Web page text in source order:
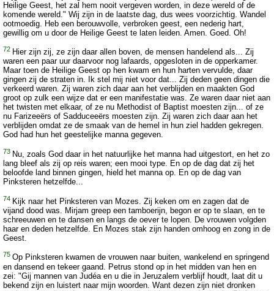
Heilige Geest, het zal hem nooit vergeven worden, in deze wereld of de
komende wereld." Wij zijn in de laatste dag, dus wees voorzichtig. Wandel
ootmoedig. Heb een berouwvolle, verbroken geest, een nederig hart,
gewillig om u door de Heilige Geest te laten leiden. Amen. Goed. Oh!
72 Hier zijn zij, ze zijn daar allen boven, de mensen handelend als... Zij
waren een paar uur daarvoor nog lafaards, opgesloten in de opperkamer.
Maar toen de Heilige Geest op hen kwam en hun harten vervulde, daar
gingen zij de straten in. Ik stel mij niet voor dat... Zij deden geen dingen die
verkeerd waren. Zij waren zich daar aan het verblijden en maakten God
groot op zulk een wijze dat er een manifestatie was. Ze waren daar niet aan
het twisten met elkaar, of ze nu Methodist of Baptist moesten zijn... of ze
nu Farizeeërs of Sadduceeërs moesten zijn. Zij waren zich daar aan het
verblijden omdat ze de smaak van de hemel in hun ziel hadden gekregen.
God had hun het geestelijke manna gegeven.
73 Nu, zoals God daar in het natuurlijke het manna had uitgestort, en het zo
lang bleef als zij op reis waren; een mooi type. En op de dag dat zij het
beloofde land binnen gingen, hield het manna op. En op de dag van
Pinksteren hetzelfde...
74 Kijk naar het Pinksteren van Mozes. Zij keken om en zagen dat de
vijand dood was. Mirjam greep een tamboerijn, begon er op te slaan, en te
schreeuwen en te dansen en langs de oever te lopen. De vrouwen volgden
haar en deden hetzelfde. En Mozes stak zijn handen omhoog en zong in de
Geest.
75 Op Pinksteren kwamen de vrouwen naar buiten, wankelend en springend
en dansend en tekeer gaand. Petrus stond op in het midden van hen en
zei: "Gij mannen van Judéa en u die in Jeruzalem verblijf houdt, laat dit u
bekend zijn en luistert naar mijn woorden. Want dezen zijn niet dronken